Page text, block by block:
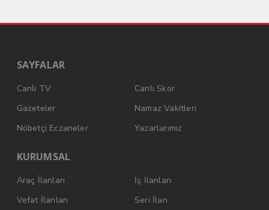
SAYFALAR
Canlı TV
Canlı Skor
Gazeteler
Namaz Vakitleri
Nöbetçi Eczaneler
Yazarlarımız
KURUMSAL
Araç İlanları
İş İlanları
Vefat İlanları
Seri İlan